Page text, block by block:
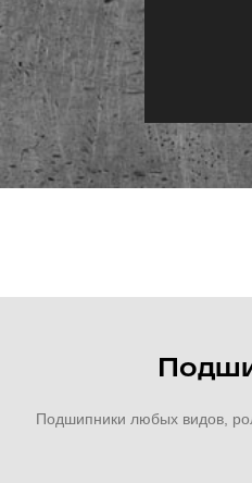
Подшипники любых видов,